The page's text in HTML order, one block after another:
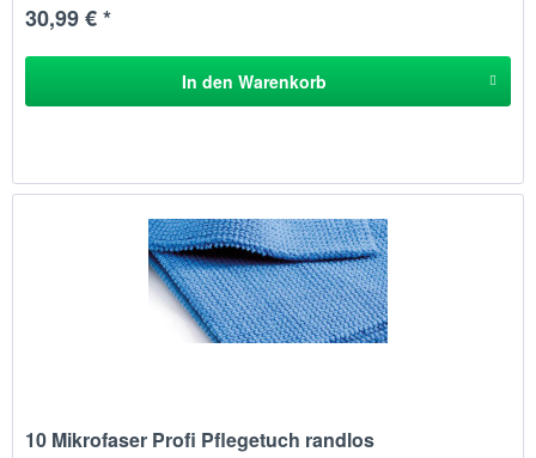
30,99 € *
In den Warenkorb
10 Mikrofaser Profi Pflegetuch randlos